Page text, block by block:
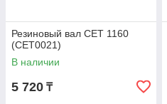
Резиновый вал CET 1160
(CET0021)
В наличии
5 720 ₸